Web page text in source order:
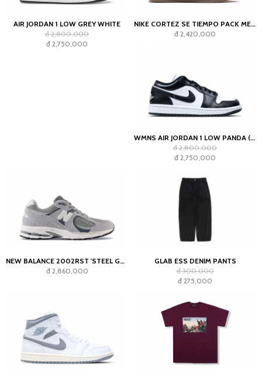
AIR JORDAN 1 LOW GREY WHITE
đ 2,800,000
đ 2,750,000
NIKE CORTEZ SE TIEMPO PACK METALLIC COOL GREY
đ 2,420,000
WMNS AIR JORDAN 1 LOW PANDA (2023)
đ 2,800,000
đ 2,750,000
NEW BALANCE 2002RST 'STEEL GREY'
đ 2,860,000
GLAB ESS DENIM PANTS
đ 300,000
đ 275,000